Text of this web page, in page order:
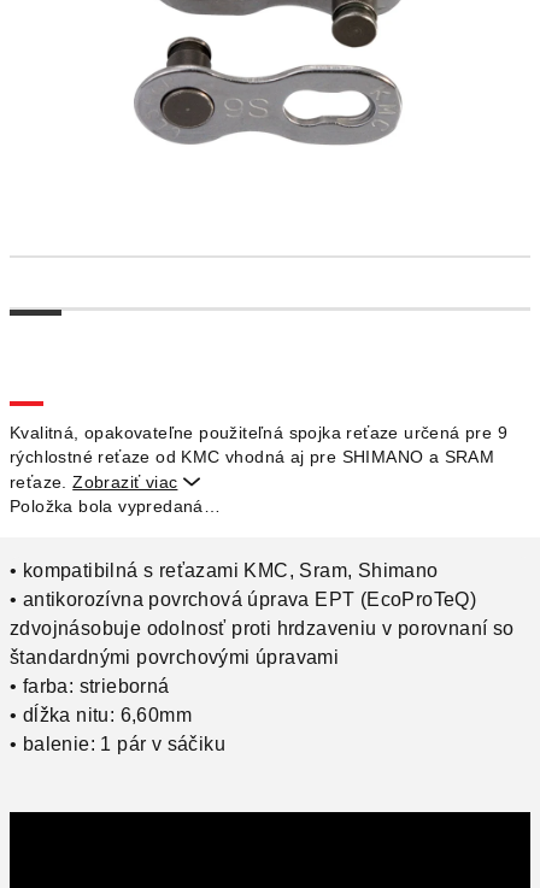
Kvalitná, opakovateľne použiteľná spojka reťaze určená pre 9
rýchlostné reťaze od KMC vhodná aj pre SHIMANO a SRAM
reťaze. Zobraziť viac 
Položka bola vypredaná…
• kompatibilná s reťazami KMC, Sram, Shimano
• antikorozívna povrchová úprava EPT (EcoProTeQ)
zdvojnásobuje odolnosť proti hrdzaveniu v porovnaní so
štandardnými povrchovými úpravami
• farba: strieborná
• dĺžka nitu: 6,60mm
• balenie: 1 pár v sáčiku